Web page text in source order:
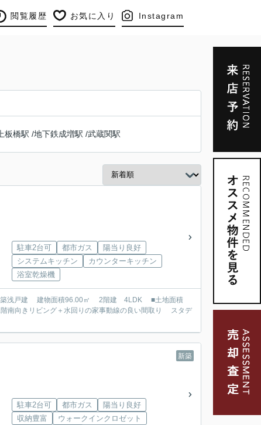
閲覧履歴 お気に入り Instagram
上板橋駅 /地下鉄成増駅 /武蔵関駅
駐車2台可 都市ガス
陽当り良好
システムキッチン
カウンターキッチン
浴室乾燥機
新築
駐車2台可 都市ガス
陽当り良好
収納豊富
ウォークインクロゼット